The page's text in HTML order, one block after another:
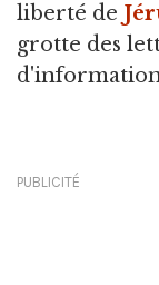
liberté de
grotte des
PUBLICITÉ